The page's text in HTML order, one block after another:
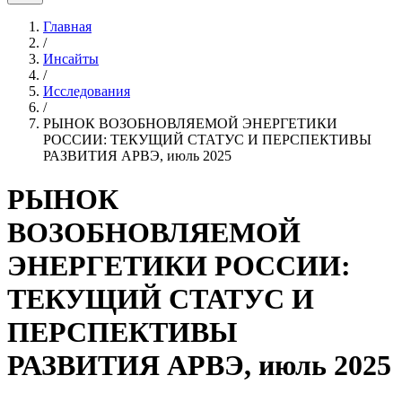
Главная
/
Инсайты
/
Исследования
/
РЫНОК ВОЗОБНОВЛЯЕМОЙ ЭНЕРГЕТИКИ
РОССИИ: ТЕКУЩИЙ СТАТУС И ПЕРСПЕКТИВЫ
РАЗВИТИЯ АРВЭ, июль 2025
РЫНОК
ВОЗОБНОВЛЯЕМОЙ
ЭНЕРГЕТИКИ РОССИИ:
ТЕКУЩИЙ СТАТУС И
ПЕРСПЕКТИВЫ
РАЗВИТИЯ АРВЭ, июль 2025